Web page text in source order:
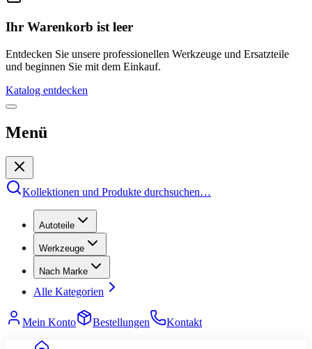
Ihr Warenkorb ist leer
Entdecken Sie unsere professionellen Werkzeuge und Ersatzteile
und beginnen Sie mit dem Einkauf.
Katalog entdecken
Menü
Kollektionen und Produkte durchsuchen…
Autoteile
Werkzeuge
Nach Marke
Alle Kategorien
Mein Konto Bestellungen Kontakt